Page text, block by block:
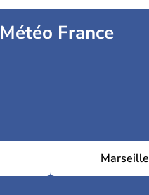
Météo France
Marseille